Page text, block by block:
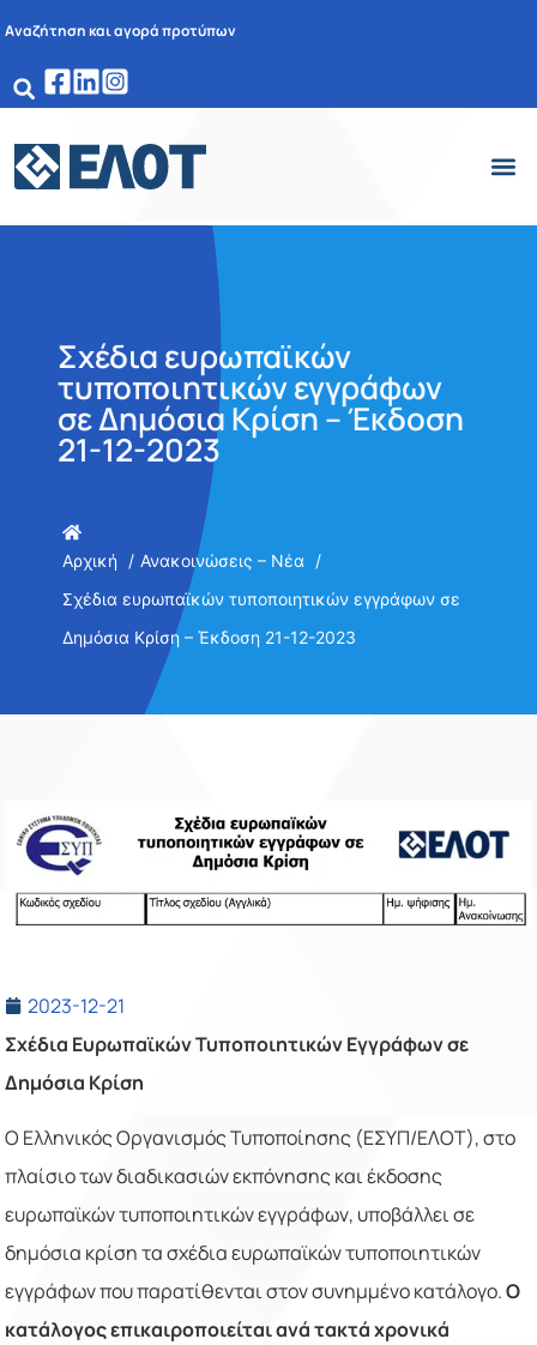
Αναζήτηση και αγορά προτύπων
Σχέδια ευρωπαϊκών
τυποποιητικών εγγράφων
σε Δημόσια Κρίση – Έκδοση
21-12-2023
Αρχική
Ανακοινώσεις – Νέα
Σχέδια ευρωπαϊκών τυποποιητικών εγγράφων σε
Δημόσια Κρίση – Έκδοση 21-12-2023
2023-12-21
Σχέδια Ευρωπαϊκών Τυποποιητικών Εγγράφων σε
Δημόσια Κρίση
Ο Ελληνικός Οργανισμός Τυποποίησης (ΕΣΥΠ/ΕΛΟΤ), στο
πλαίσιο των διαδικασιών εκπόνησης και έκδοσης
ευρωπαϊκών τυποποιητικών εγγράφων, υποβάλλει σε
δημόσια κρίση τα σχέδια ευρωπαϊκών τυποποιητικών
εγγράφων που παρατίθενται στον συνημμένο κατάλογο.Ο
κατάλογος επικαιροποιείται ανά τακτά χρονικά